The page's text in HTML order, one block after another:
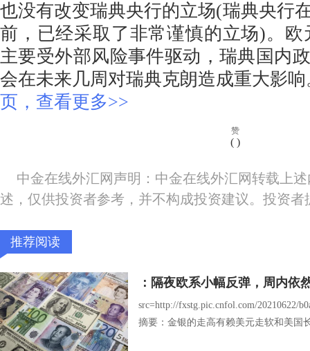
也没有改变瑞典央行的立场(瑞典央行
前，已经采取了非常谨慎的立场)。
主要受外部风险事件驱动，瑞典国内
会在未来几周对瑞典克朗造成重大影
页，查看更多>>
赞
( )
中金在线外汇网声明：中金在线外汇网转载上
述，仅供投资者参考，并不构成投资建议。投资
推荐阅读
：隔夜欧系小幅反弹，周内依
src=http://fxstg.pic.cnfol.com/20210622/
摘要：金银的走高有赖美元走软和美国